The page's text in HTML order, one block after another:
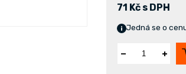
71 Kč s DPH
Jedná se o